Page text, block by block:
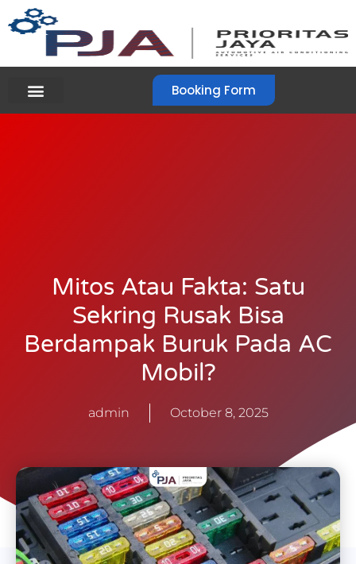
Booking Form
Mitos Atau Fakta: Satu
Sekring Rusak Bisa
Berdampak Buruk Pada AC
Mobil?
admin October 8, 2025